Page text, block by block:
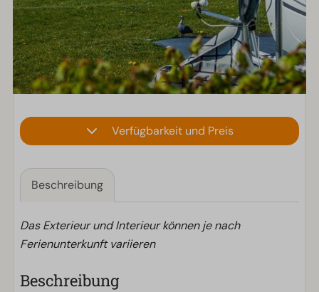
Verfügbarkeit und Preis
Beschreibung
Das Exterieur und Interieur können je nach
Ferienunterkunft variieren
Beschreibung